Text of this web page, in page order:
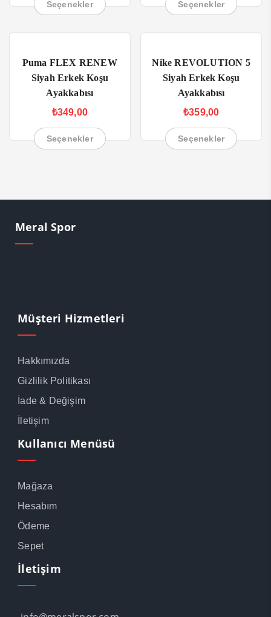
Seçenekler Seçenekler
Puma FLEX RENEW
Siyah Erkek Koşu
Ayakkabısı
₺349,00
Seçenekler
Nike REVOLUTION 5
Siyah Erkek Koşu
Ayakkabısı
₺359,00
Seçenekler
Meral Spor
Müşteri Hizmetleri
Hakkımızda
Gizlilik Politikası
İade & Değişim
İletişim
Kullanıcı Menüsü
Mağaza
Hesabım
Ödeme
Sepet
İletişim